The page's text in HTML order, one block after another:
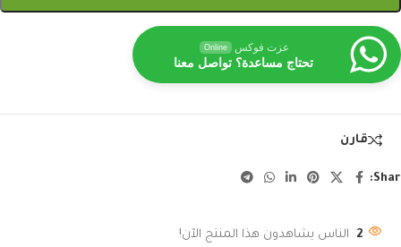
عزت فوكس Online
تحتاج مساعدة؟ تواصل معنا
قارن
2 الناس يشاهدون هذا المنتج الآن!